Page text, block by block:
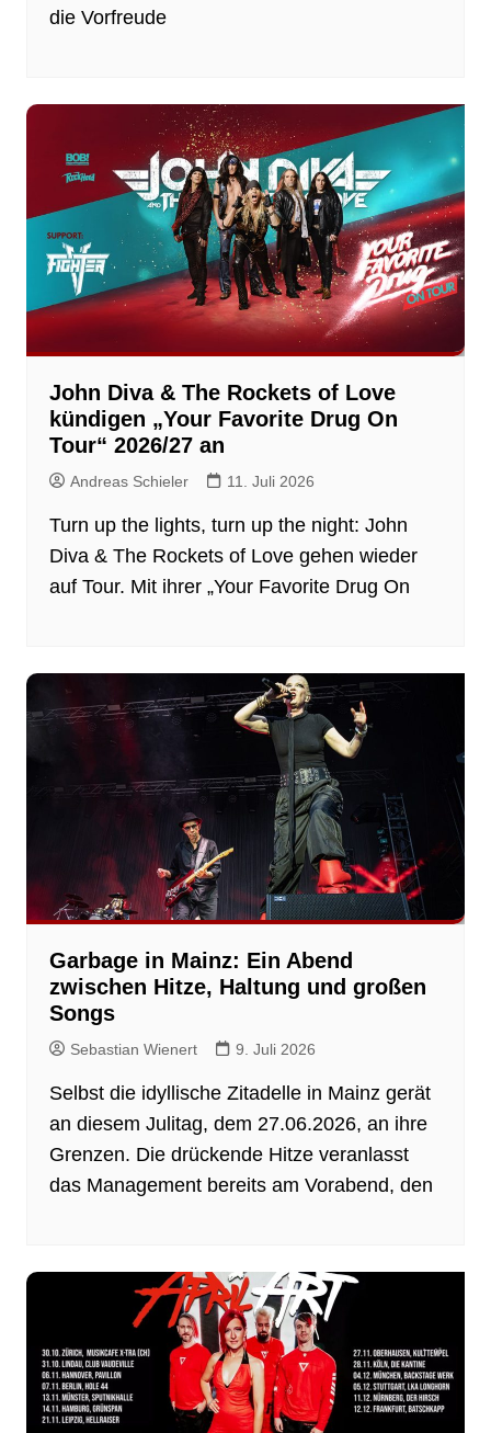
die Vorfreude
John Diva & The Rockets of Love
kündigen „Your Favorite Drug On
Tour“ 2026/27 an
Andreas Schieler 11. Juli 2026
Turn up the lights, turn up the night: John
Diva & The Rockets of Love gehen wieder
auf Tour. Mit ihrer „Your Favorite Drug On
Garbage in Mainz: Ein Abend
zwischen Hitze, Haltung und großen
Songs
Sebastian Wienert 9. Juli 2026
Selbst die idyllische Zitadelle in Mainz gerät
an diesem Julitag, dem 27.06.2026, an ihre
Grenzen. Die drückende Hitze veranlasst
das Management bereits am Vorabend, den